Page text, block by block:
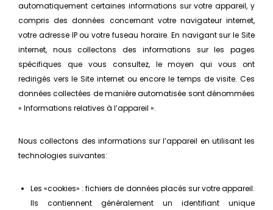
automatiquement certaines informations sur votre appareil, y
compris des données concernant votre navigateur internet,
votre adresse IP ou votre fuseau horaire. En navigant sur le Site
internet, nous collectons des informations sur les pages
spécifiques que vous consultez, le moyen qui vous ont
redirigés vers le Site internet ou encore le temps de visite. Ces
données collectées de manière automatisée sont dénommées
« Informations relatives à l’appareil ».
Nous collectons des informations sur l’appareil en utilisant les
technologies suivantes:
Les «cookies» : fichiers de données placés sur votre appareil.
Ils contiennent généralement un identifiant unique